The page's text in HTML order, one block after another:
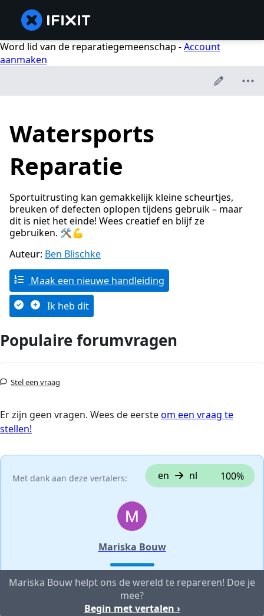
Word lid van de reparatiegemeenschap -Account
aanmaken
Watersports
Reparatie
Sportuitrusting kan gemakkelijk kleine scheurtjes,
breuken of defecten oplopen tijdens gebruik – maar
dit is niet het einde! Wees creatief en blijf ze
gebruiken. 🛠️💪
Auteur: Ben Blischke
Maak een nieuwe handleiding
Ik heb dit
Populaire forumvragen
Stel een vraag
Er zijn geen vragen. Wees de eersteom een vraag te
stellen!
Met dank aan deze vertalers: en nl 100%
Mariska Bouw
Mariska Bouw helpt ons de wereld te repareren! Doe je
mee?
Begin met vertalen ›